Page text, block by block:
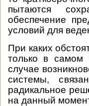
пытаются
обеспечение
условий для
При каких
только в самом
случае
системы,
радикальное
на данный